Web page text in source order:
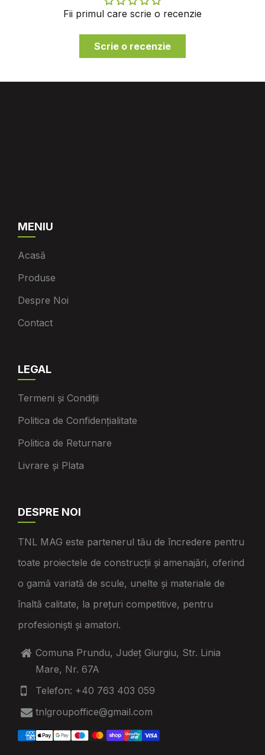
Fii primul care scrie o recenzie
Scrie o recenzie
MENIU
Acasă
Produse
Despre Noi
Contact
LEGAL
Termeni și Condiții
Politica de Confidențialitate
Politica de Returnare
Livrare și Plata
DESPRE NOI
TNL MAG este partenerul tău de încredere pentru
toate proiectele de construcții și amenajări, oferind
o gamă variată de scule, unelte și materiale de
înaltă calitate, la prețuri competitive, pentru
profesioniști și amatori.
Comuna Prundu, Județ Giurgiu, Str. Linia
Mare, Nr. 67A
Telefon: +40 763 403 059
tnlgroupoffice@gmail.com